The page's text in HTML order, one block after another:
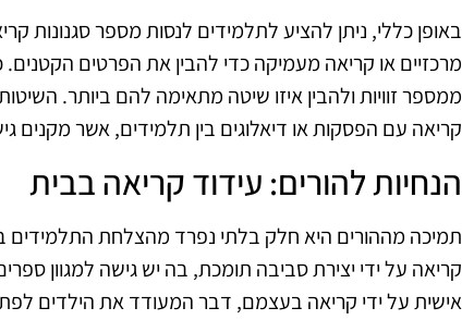
באופן כללי, ניתן להציע לתלמידים לנסות מספר סגנונות
מרכזיים או קריאה מעמיקה כדי להבין את הפרטים
ממספר זוויות ולהבין איזו שיטה מתאימה להם ביותר.
קריאה עם הפסקות או דיאלוגים בין תלמידים, אשר מקנים
הנחיות להורים: עידוד קריאה בבית
תמיכה מההורים היא חלק בלתי נפרד מהצלחת התלמידים
קריאה על ידי יצירת סביבה תומכת, בה יש גישה למגוון
אישית על ידי קריאה בעצמם, דבר המעודד את הילדים